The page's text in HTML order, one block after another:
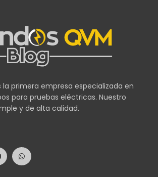
la primera empresa especializada en
para pruebas eléctricas. Nuestro
y de alta calidad.